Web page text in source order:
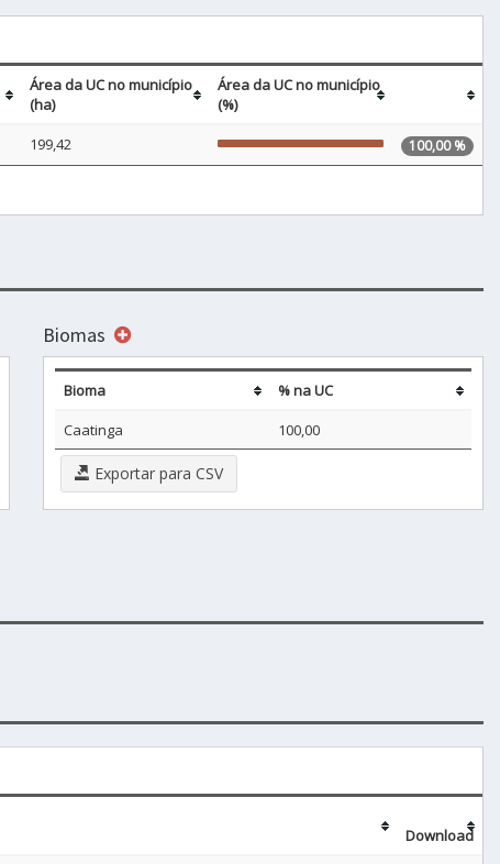
Área da UC no município
(ha)
Área da UC no município
(%)
199,42 100,00 %
Biomas
Bioma
% na UC
Caatinga
100,00
Exportar para CSV
Download